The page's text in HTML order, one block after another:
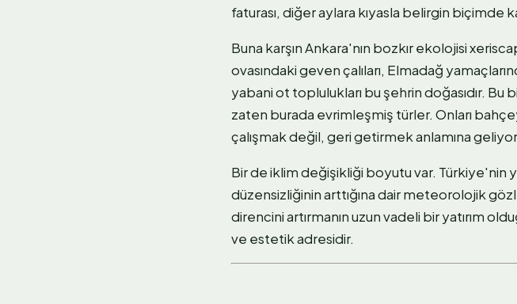
faturası, diğer aylara kıyasla belirgin biçimde
Buna karşın Ankara'nın bozkır ekolojisi
ovasındaki geven çalıları, Elmadağ
yabani ot toplulukları bu şehrin doğasıdır.
zaten burada evrimleşmiş türler. Onları
çalışmak değil, geri getirmek anlamına
Bir de iklim değişikliği boyutu var. Türkiye'nin
düzensizliğinin arttığına dair meteorolojik
direncini artırmanın uzun vadeli bir yatırım
ve estetik adresidir.